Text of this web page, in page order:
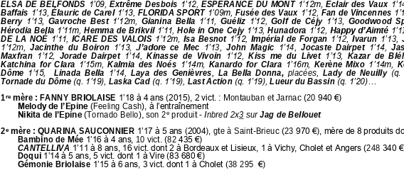
ELSA DE BELFONDS 1’09, Extrême Desbois 1’12, ESPÉRANCE DU MONT 1’12m, Eclair des Vaux 1’1
Baffais 1’13, Élauric de Carel 1’13, FLORIDA SPORT 1’09m, Fusée des Vaux 1’12, Fan de Vincennes
Berry 1’13, Gavroche  Best 1’12m, Gianina  Bella 1’11, Guéliz 1’12, Golf  de  Céjy 1’13, Goodwood
Hérodia Bella 1’11m, Hemma de Brikvil 1’11, Hole in One Cejy 1’13, Hunadora 1’12, Happy d’Aimté 1’1
DE  LA  NOÉ 1’11, ICARE  DES  VALOIS 1’12m, Isa  Besnot 1’12, Impérial  de  Forgan 1’12, Ivarun 1’13,
1’12m, Jacinthe  du  Boiron 1’13, J’adore ce  Mec 1’13 John  Magic 1’14 Jocaste  Dairpet 1’14,
Maxfran 1’12, Jorade  Dairpet 1’14, Kinasse  de  Vivoin 1’12, Kiss  me  du  Livet 1’13, Kazar  de
Katchina  for  Clara 1’15m, Kalmia  des  Noés 1’14m, Kanardo  for  Clara 1’16m, Kerène  Mixo 1’14m,
Dôme 1’15, Linada  Bella 1’14, Laya  des  Genièvres La  Bella  Donna, placées, Lady  de  Neuilly (q.
Tornade du Dôme (q. 1’19), Laska Cad (q. 1’19), Last Action (q. 1’19), Lueur du Bassin (q. 1’20)...
1re mère : FANNY BRIOLAISE 1’18 à 4 ans (2015), 2 vict. : Montauban et Jarnac (20 940 €)
Melody de l’Epine (Feeling Cash), à l’entraînement
Nikita de l’Epine (Tornado Bello), son 2e produit - Inbred 2x3 sur Jag de Bellouet
2e mère : QUARINA SAUCONNIER 1’17 à 5 ans (2004), gte à Saint-Brieuc (23 970 €), mère de 8 produits
Bambino de Mée 1’16 à 4 ans, 10 vict. (82 435 €)
CANTELLIVA 1’11 à 8 ans, 16 vict. dont 2 à Bordeaux et Lisieux, 1 à Vichy, Cholet et Angers (248 340
Doqui 1’14 à 5 ans, 5 vict. dont 1 à Vire (83 680 €)
Gémonie Briolaise 1’15 à 6 ans, 3 vict. dont 1 à Cholet (38 295 €)